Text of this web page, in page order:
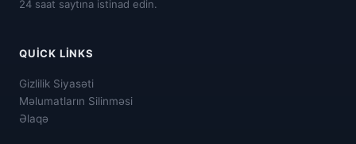
24 saat saytına istinad edin.
QUICK LINKS
Gizlilik Siyasəti
Məlumatların Silinməsi
Əlaqə